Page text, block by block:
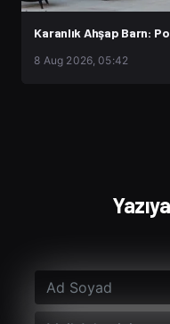
Karanlık Ahşap Barn:
8 Aug 2026, 05:42